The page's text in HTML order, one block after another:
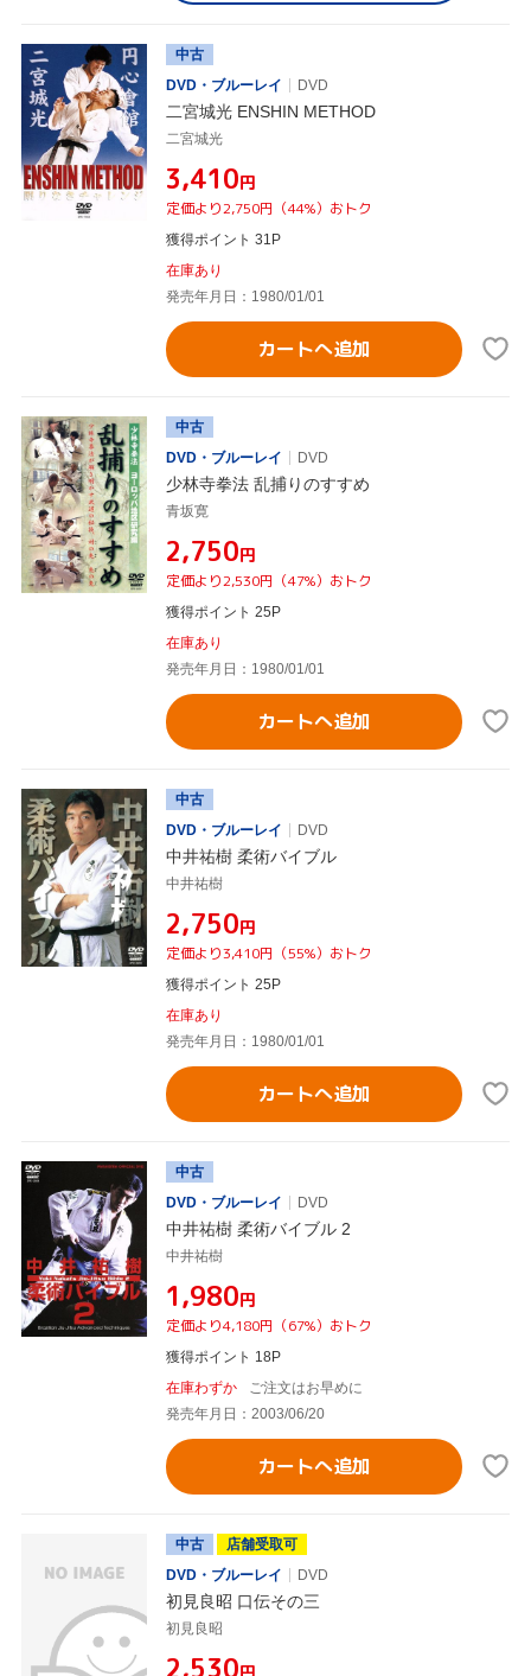
中古
DVD・ブルーレイ
DVD
二宮城光 ENSHIN METHOD
二宮城光
¥3,410円
定価より2,750円（44%）おトク
獲得ポイント 31P
在庫あり
発売年月日：1980/01/01
カートへ追加
中古
DVD・ブルーレイ
DVD
少林寺拳法 乱捕りのすすめ
青坂寛
¥2,750円
定価より2,530円（47%）おトク
獲得ポイント 25P
在庫あり
発売年月日：1980/01/01
カートへ追加
中古
DVD・ブルーレイ
DVD
中井祐樹 柔術バイブル
中井祐樹
¥2,750円
定価より3,410円（55%）おトク
獲得ポイント 25P
在庫あり
発売年月日：1980/01/01
カートへ追加
中古
DVD・ブルーレイ
DVD
中井祐樹 柔術バイブル 2
中井祐樹
¥1,980円
定価より4,180円（67%）おトク
獲得ポイント 18P
在庫わずか
ご注文はお早めに
発売年月日：2003/06/20
カートへ追加
中古
店舗受取可
DVD・ブルーレイ
DVD
初見良昭 口伝その三
初見良昭
¥2,530円